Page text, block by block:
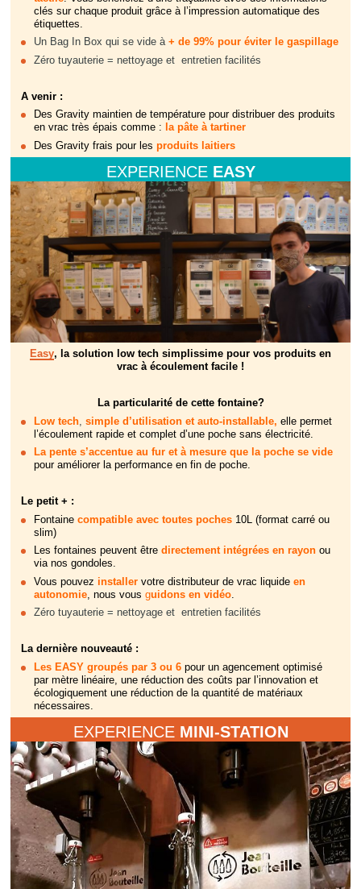
cléssur chaque produit grâce à l’impression automatique des
étiquettes.
Un Bag In Box qui se vide à+ de 99% pour éviter le gaspillage
Zéro tuyauterie = nettoyage et entretien facilités
A venir :
Des Gravity maintien de température pour distribuer des produits
en vrac très épais comme : lapâte à tartiner
Des Gravity frais pour lesproduits laitiers
EXPERIENCEEASY
Easy, la solution low tech simplissime pour vos produits en
vrac à écoulement facile !
La particularité de cette fontaine?
Low tech ,simple d’utilisation et auto-installable,elle permet
l’écoulement rapide et complet d’une poche sans électricité.
La pente s’accentue au fur et à mesure que la poche se vide
pour améliorer la performance en fin de poche.
Le petit + :
Fontainecompatible avec toutes poches 10L (format carré ou
slim)
Les fontaines peuvent êtredirectement intégrées en rayon ou
via nos gondoles.
Vous pouvez installer votre distributeur de vrac liquide en
autonomie , nous vousguidons en vidéo
Zéro tuyauterie = nettoyage et entretien facilités
La dernière nouveauté :
Les EASY groupés par 3 ou 6 pour un agencement optimisé
par mètre linéaire, une réduction des coûts par l’innovation et
écologiquement une réduction de la quantité de matériaux
nécessaires.
EXPERIENCEMINI-STATION